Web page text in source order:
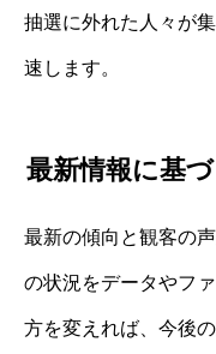
抽選に外れた人々が
速します。
最新情報に基
最新の傾向と観客の
の状況をデータやフ
方を変えれば、今後